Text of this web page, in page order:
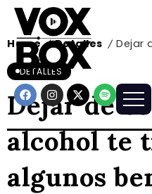
Home / Detalles / Dejar de
DETALLES
Dejar de
alcohol te
algunos